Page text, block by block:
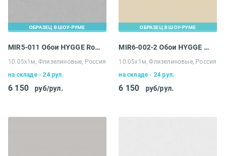
ОБРАЗЕЦ В ШОУ-РУМЕ
MIR5-011 Обои HYGGE Roll Made in Russia
10.05х1м, Флизелиновые, Россия
на складе - 24 рул.
6 150 руб/рул.
ОБРАЗЕЦ В ШОУ-РУМЕ
MIR6-002-2 Обои HYGGE Roll Made in Russia
10.05х1м, Флизелиновые, Россия
на складе - 24 рул.
6 150 руб/рул.